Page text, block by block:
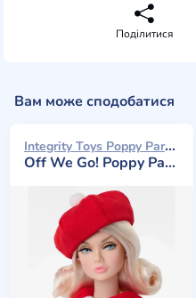
Поділитися
Вам може сподобатися
Integrity Toys Poppy Parker 2026
Off We Go! Poppy Parker